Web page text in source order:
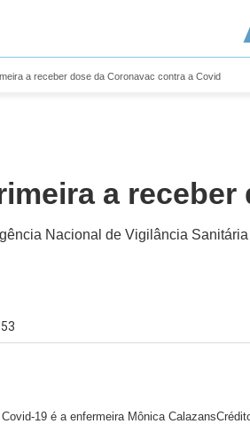
a receber dose da Coronavac contra a Covid
a
Nacional de Vigilância
19 é a enfermeira Mônica Calazans